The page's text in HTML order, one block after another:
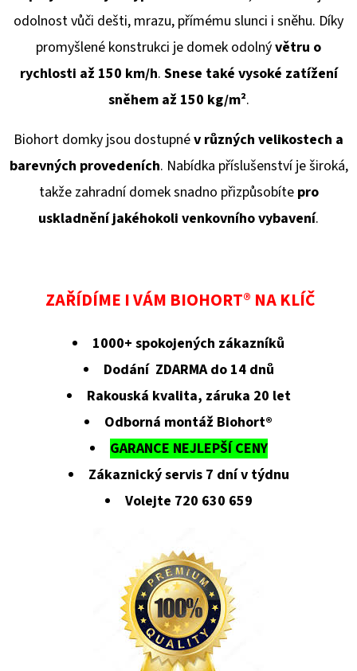
odolnost vůči dešti, mrazu, přímému slunci i sněhu. Díky
promyšlené konstrukci je domek odolnývětru o
rychlosti až 150 km/h. Snese také vysoké zatížení
sněhem až 150 kg/m².
Biohort domky jsou dostupnév různých velikostech a
barevných provedeních. Nabídka příslušenství je široká,
takže zahradní domek snadno přizpůsobíte pro
uskladnění jakéhokoli venkovního vybavení.
ZAŘÍDÍME I VÁM BIOHORT® NA KLÍČ
1000+ spokojených zákazníků
Dodání ZDARMA do 14 dnů
Rakouská kvalita, záruka 20 let
Odborná montáž Biohort®
GARANCE NEJLEPŠÍ CENY
Zákaznický servis 7 dní v týdnu
Volejte 720 630 659